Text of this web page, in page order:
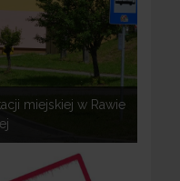
miejskiej w Rawie